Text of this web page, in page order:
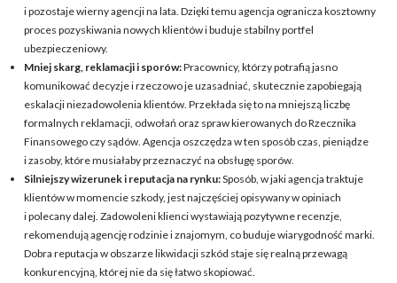
i pozostaje wierny agencji na lata. Dzięki temu agencja ogranicza kosztowny
proces pozyskiwania nowych klientów i buduje stabilny portfel
ubezpieczeniowy.
Mniej skarg, reklamacji i sporów:Pracownicy, którzy potrafią jasno
komunikować decyzje i rzeczowo je uzasadniać, skutecznie zapobiegają
eskalacji niezadowolenia klientów. Przekłada się to na mniejszą liczbę
formalnych reklamacji, odwołań oraz spraw kierowanych do Rzecznika
Finansowego czy sądów. Agencja oszczędza w ten sposób czas, pieniądze
i zasoby, które musiałaby przeznaczyć na obsługę sporów.
Silniejszy wizerunek i reputacja na rynku:Sposób, w jaki agencja traktuje
klientów w momencie szkody, jest najczęściej opisywany w opiniach
i polecany dalej. Zadowoleni klienci wystawiają pozytywne recenzje,
rekomendują agencję rodzinie i znajomym, co buduje wiarygodność marki.
Dobra reputacja w obszarze likwidacji szkód staje się realną przewagą
konkurencyjną, której nie da się łatwo skopiować.